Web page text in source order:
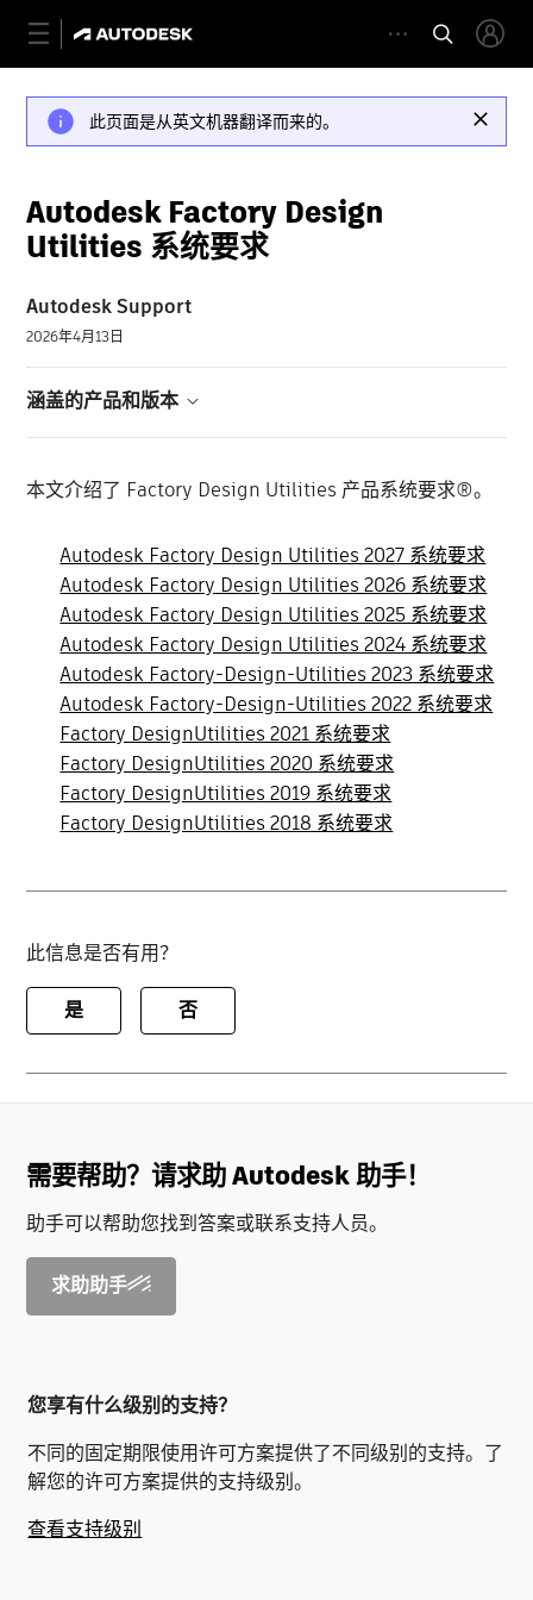
此页面是从英文机器翻译而来的。
Autodesk Factory Design
Utilities 系统要求
Autodesk Support
2026年4月13日
涵盖的产品和版本
本文介绍了 Factory Design Utilities 产品系统要求®。
Autodesk Factory Design Utilities 2027 系统要求
Autodesk Factory Design Utilities 2026 系统要求
Autodesk Factory Design Utilities 2025 系统要求
Autodesk Factory Design Utilities 2024 系统要求
Autodesk Factory-Design-Utilities 2023 系统要求
Autodesk Factory-Design-Utilities 2022 系统要求
Factory DesignUtilities 2021 系统要求
Factory DesignUtilities 2020 系统要求
Factory DesignUtilities 2019 系统要求
Factory DesignUtilities 2018 系统要求
此信息是否有用？
是 否
需要帮助？请求助 Autodesk 助手！
助手可以帮助您找到答案或联系支持人员。
求助助手
您享有什么级别的支持？
不同的固定期限使用许可方案提供了不同级别的支持。了
解您的许可方案提供的支持级别。
查看支持级别